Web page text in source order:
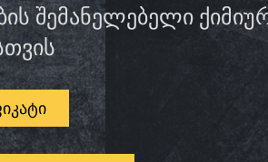
შემანელებელი